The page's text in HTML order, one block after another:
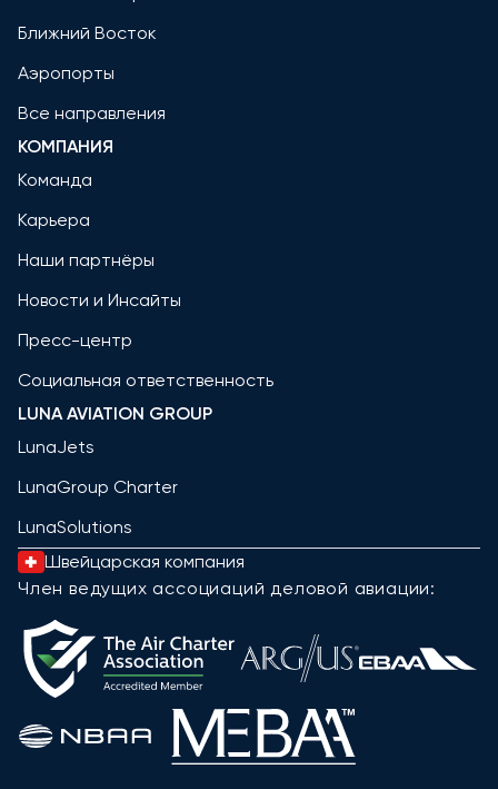
Ближний Восток
Аэропорты
Все направления
КОМПАНИЯ
Команда
Карьера
Наши партнёры
Новости и Инсайты
Пресс-центр
Социальная ответственность
LUNA AVIATION GROUP
LunaJets
LunaGroup Charter
LunaSolutions
Швейцарская компания
Член ведущих ассоциаций деловой авиации: